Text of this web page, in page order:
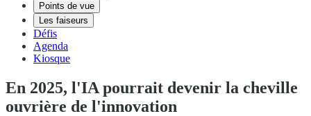
Points de vue
Les faiseurs
Défis
Agenda
Kiosque
En 2025, l'IA pourrait devenir la cheville
ouvrière de l'innovation